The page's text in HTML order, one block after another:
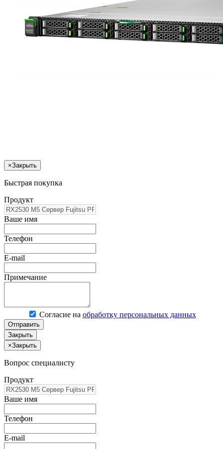
×Закрыть
Быстрая покупка
Продукт
Ваше имя
Телефон
E-mail
Примечание
Согласие на обработку персональных данных
Отправить
Закрыть
×Закрыть
Вопрос специалисту
Продукт
Ваше имя
Телефон
E-mail